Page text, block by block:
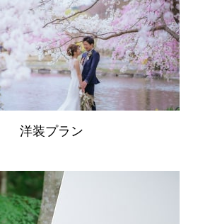
洋装プラン